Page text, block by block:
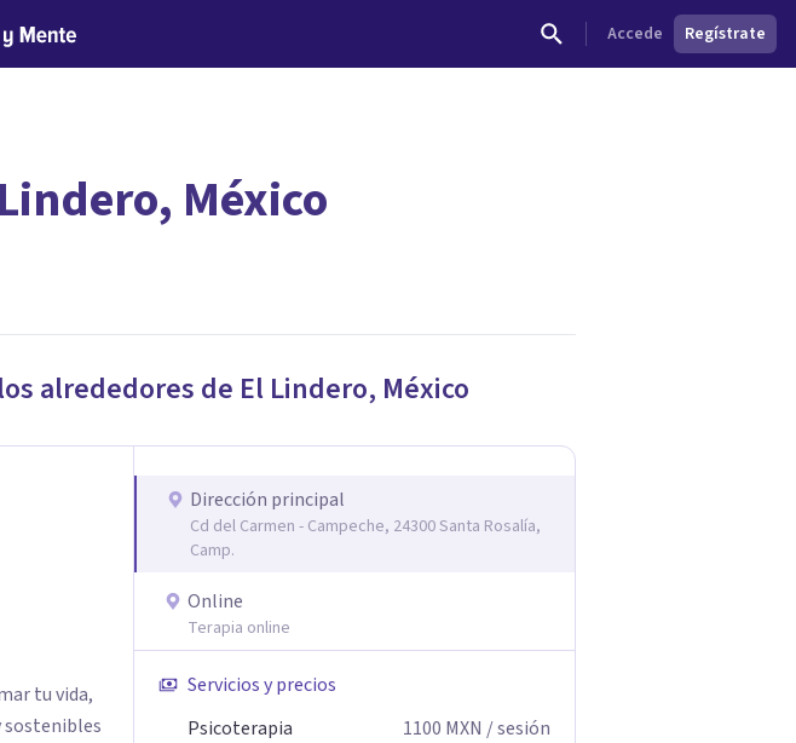
Accede Regístrate
México
alrededores de El Lindero, México
tu vida,
Dirección principal
Cd del Carmen - Campeche, 24300 Santa Rosalía,
Camp.
Online
Terapia online
Servicios y precios
Psicoterapia
1100 MXN / sesión